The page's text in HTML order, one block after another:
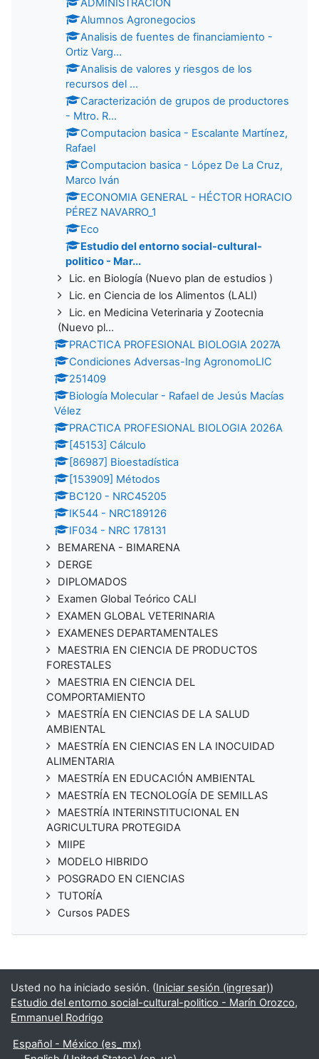
ADMINISTRACION
Alumnos Agronegocios
Analisis de fuentes de financiamiento -
Ortiz Varg...
Analisis de valores y riesgos de los
recursos del ...
Caracterización de grupos de productores
- Mtro. R...
Computacion basica - Escalante Martínez,
Rafael
Computacion basica - López De La Cruz,
Marco Iván
ECONOMIA GENERAL - HÉCTOR HORACIO
PÉREZ NAVARRO_1
Eco
Estudio del entorno social-cultural-
politico - Mar...
Lic. en Biología (Nuevo plan de estudios )
Lic. en Ciencia de los Alimentos (LALI)
Lic. en Medicina Veterinaria y Zootecnia
(Nuevo pl...
PRACTICA PROFESIONAL BIOLOGIA 2027A
Condiciones Adversas-Ing AgronomoLIC
251409
Biología Molecular - Rafael de Jesús Macías
Vélez
PRACTICA PROFESIONAL BIOLOGIA 2026A
[45153] Cálculo
[86987] Bioestadística
[153909] Métodos
BC120 - NRC45205
IK544 - NRC189126
IF034 - NRC 178131
BEMARENA - BIMARENA
DERGE
DIPLOMADOS
Examen Global Teórico CALI
EXAMEN GLOBAL VETERINARIA
EXAMENES DEPARTAMENTALES
MAESTRIA EN CIENCIA DE PRODUCTOS
FORESTALES
MAESTRIA EN CIENCIA DEL
COMPORTAMIENTO
MAESTRÍA EN CIENCIAS DE LA SALUD
AMBIENTAL
MAESTRÍA EN CIENCIAS EN LA INOCUIDAD
ALIMENTARIA
MAESTRÍA EN EDUCACIÓN AMBIENTAL
MAESTRÍA EN TECNOLOGÍA DE SEMILLAS
MAESTRÍA INTERINSTITUCIONAL EN
AGRICULTURA PROTEGIDA
MIIPE
MODELO HIBRIDO
POSGRADO EN CIENCIAS
TUTORÍA
Cursos PADES
Usted no ha iniciado sesión. (Iniciar sesión (ingresar))
Estudio del entorno social-cultural-politico - Marín Orozco,
Emmanuel Rodrigo
Español - México ‎(es_mx)‎